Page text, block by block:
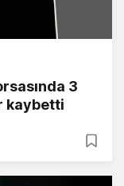
3
kaybetti